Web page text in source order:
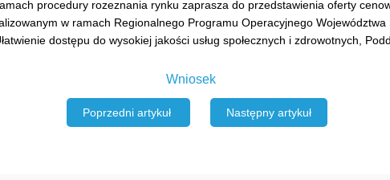
procedury rozeznania rynku zaprasza do przedstawienia oferty
w ramach Regionalnego Programu Operacyjnego
dostępu do wysokiej jakości usług społecznych i zdrowotnych,
Wniosek
Poprzedni artykuł Następny artykuł